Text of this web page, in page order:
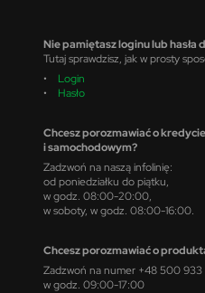
Nie pamiętasz loginu lub hasła
Tutaj sprawdzisz, jak w prosty
• Login
• Hasło
Chcesz porozmawiać o
i samochodowym?
Zadzwoń na naszą infolinię:
od poniedziałku do piątku,
w godz. 08:00-20:00,
w soboty, w godz. 08:00-16:00.
Chcesz porozmawiać o
Zadzwoń na numer +48 500 933
w godz. 09:00-17:00